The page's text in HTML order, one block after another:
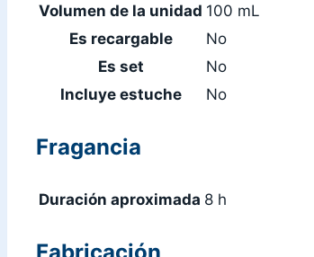
Volumen de la unidad 100 mL
Es recargable
No
Es set
No
Incluye estuche
No
Fragancia
Duración aproximada 8 h